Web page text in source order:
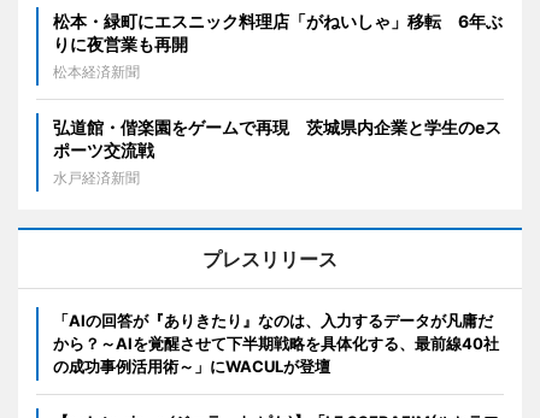
松本・緑町にエスニック料理店「がねいしゃ」移転 6年ぶ
りに夜営業も再開
松本経済新聞
弘道館・偕楽園をゲームで再現 茨城県内企業と学生のeス
ポーツ交流戦
水戸経済新聞
プレスリリース
「AIの回答が『ありきたり』なのは、入力するデータが凡庸だ
から？～AIを覚醒させて下半期戦略を具体化する、最前線40社
の成功事例活用術～」にWACULが登壇